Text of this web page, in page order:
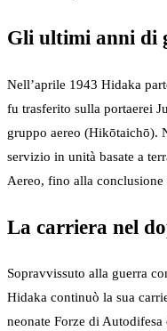
Gli ultimi anni di
Nell’aprile 1943 Hidaka
fu trasferito sulla portaerei
gruppo aereo (Hikōtaichō).
servizio in unità basate a
Aereo, fino alla conclusione
La carriera nel
Sopravvissuto alla guerra
Hidaka continuò la sua
neonate Forze di